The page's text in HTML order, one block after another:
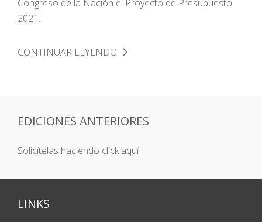
Congreso de la Nación el Proyecto de Presupuesto
2021.
CONTINUAR LEYENDO
EDICIONES ANTERIORES
Solicítelas haciendo click aquí
LINKS